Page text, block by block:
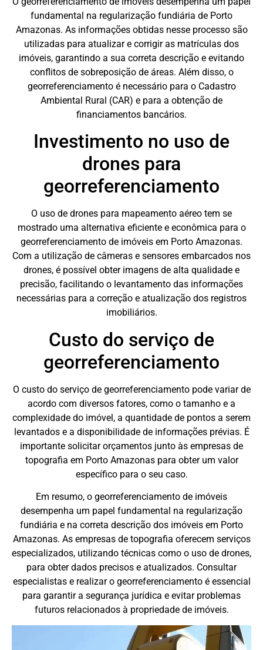
fundamental na regularização fundiária de Porto
Amazonas. As informações obtidas nesse processo são
utilizadas para atualizar e corrigir as matrículas dos
imóveis, garantindo a sua correta descrição e evitando
conflitos de sobreposição de áreas. Além disso, o
georreferenciamento é necessário para o Cadastro
Ambiental Rural (CAR) e para a obtenção de
financiamentos bancários.
Investimento no uso de
drones para
georreferenciamento
O uso de drones para mapeamento aéreo tem se
mostrado uma alternativa eficiente e econômica para o
georreferenciamento de imóveis em Porto Amazonas.
Com a utilização de câmeras e sensores embarcados nos
drones, é possível obter imagens de alta qualidade e
precisão, facilitando o levantamento das informações
necessárias para a correção e atualização dos registros
imobiliários.
Custo do serviço de
georreferenciamento
O custo do serviço de georreferenciamento pode variar de
acordo com diversos fatores, como o tamanho e a
complexidade do imóvel, a quantidade de pontos a serem
levantados e a disponibilidade de informações prévias. É
importante solicitar orçamentos junto às empresas de
topografia em Porto Amazonas para obter um valor
específico para o seu caso.
Em resumo, o georreferenciamento de imóveis
desempenha um papel fundamental na regularização
fundiária e na correta descrição dos imóveis em Porto
Amazonas. As empresas de topografia oferecem serviços
especializados, utilizando técnicas como o uso de drones,
para obter dados precisos e atualizados. Consultar
especialistas e realizar o georreferenciamento é essencial
para garantir a segurança jurídica e evitar problemas
futuros relacionados à propriedade de imóveis.